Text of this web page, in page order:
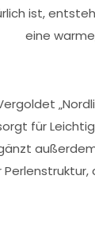
ist,
eine
für